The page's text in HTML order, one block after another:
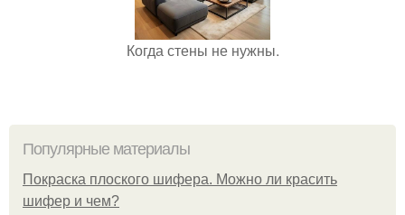
Когда стены не нужны.
Популярные материалы
Покраска плоского шифера. Можно ли красить
шифер и чем?